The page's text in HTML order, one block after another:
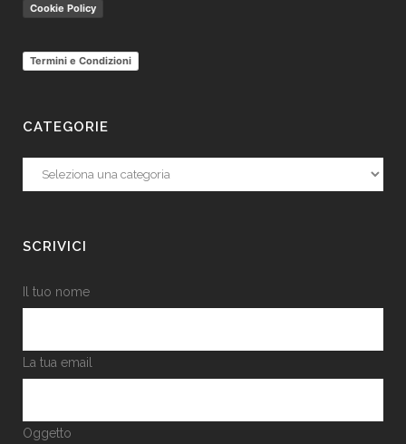
Cookie Policy
Termini e Condizioni
CATEGORIE
Categorie
SCRIVICI
Il tuo nome
La tua email
Oggetto